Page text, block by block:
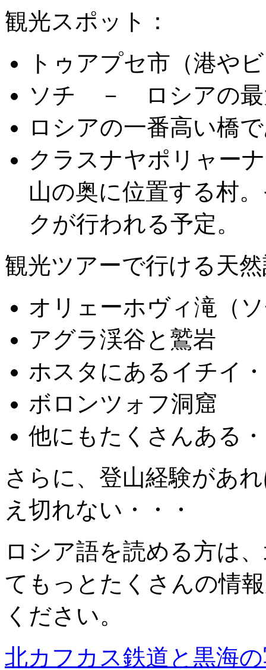
観光スポット：
トゥアプセ市（港や
ソチ － ロシアの最
ロシアの一番高い橋
クラスナヤポリャ
山の奥に位置する村
クが行われる予定。
観光ツアーで行ける天
オリェーホヴィ滝（
アグラ渓谷と鷲岩
ホスタにあるイチイ
ボロンツォフ洞窟
他にもたくさんある
さらに、登山経験があ
え切れない・・・
ロシア語を読める方は
てもっとたくさんの情
ください。
北カフカス鉄道と黒海